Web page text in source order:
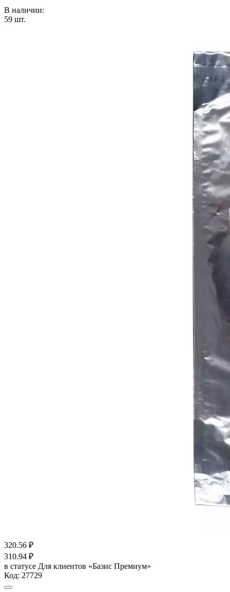
В наличии:
59 шт.
320.56 ₽
310.94 ₽
в статусе Для клиентов «Базис Премиум»
Код: 27729